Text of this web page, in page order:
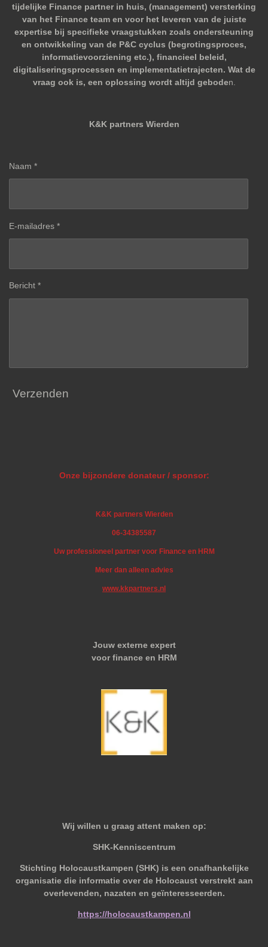
tijdelijke Finance partner in huis, (management) versterking
van het Finance team en voor het leveren van de juiste
expertise bij specifieke vraagstukken zoals ondersteuning
en ontwikkeling van de P&C cyclus (begrotingsproces,
informatievoorziening etc.), financieel beleid,
digitaliseringsprocessen en implementatietrajecten. Wat de
vraag ook is, een oplossing wordt altijd geboden.
K&K partners Wierden
Naam *
E-mailadres *
Bericht *
Verzenden
Onze bijzondere donateur / sponsor:
K&K partners Wierden
06-34385587
Uw professioneel partner voor Finance en HRM
Meer dan alleen advies
www.kkpartners.nl
Jouw externe expert
voor finance en HRM
Wij willen u graag attent maken op:
SHK-Kenniscentrum
Stichting Holocaustkampen (SHK) is een onafhankelijke
organisatie die informatie over de Holocaust verstrekt aan
overlevenden, nazaten en geïnteresseerden.
https://holocaustkampen.nl